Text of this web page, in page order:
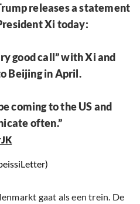
releases a statement
Xi today:
good call” with Xi and
Beijing in April.
coming to the US and
often.”
gaat als een trein. De